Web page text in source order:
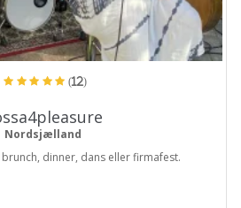
(12)
Nordsjælland
dinner, dans eller firmafest.